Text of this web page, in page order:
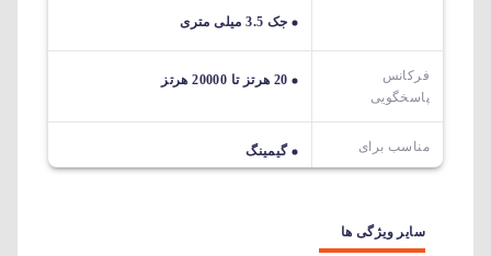
جک 3.5 میلی متری
فرکانس
پاسخگویی
20 هرتز تا 20000 هرتز
مناسب برای گیمینگ
سایر ویژگی ها